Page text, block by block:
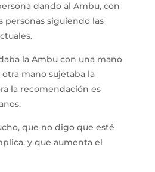
dando al Ambu, con
personas siguiendo las
la Ambu con una mano
mano sujetaba la
la recomendación es
que no digo que esté
y que aumenta el